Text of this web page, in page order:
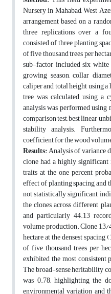
Nursery in Mahabad, West
arrangement based on a
three replications over a
consisted of three planting
of five thousand trees per
sub-factor included six
growing season, collar
caliper and total height using
tree was calculated using a
analysis was performed
comparison test, best linear
stability analysis.
coefficient for the wood
Results:Analysis of variance
clone had a highly
traits at the one percent
effect of planting spacing and
not statistically significant,
the clones across different
and particularly 44.13
volume production. Clone
hectare at the densest
of five thousand trees per
exhibited the most consistent
The broad-sense heritability
was 0.78, highlighting the